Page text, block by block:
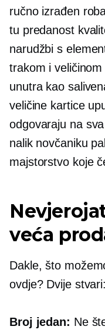
ručno izrađen
tu predanost
narudžbi s
trakom i
unutra kao
veličine kartice
odgovaraju na
nalik novčaniku
majstorstvo koje
veća
Dakle, što
ovdje? Dvije stvari:
Broj jedan: Ne